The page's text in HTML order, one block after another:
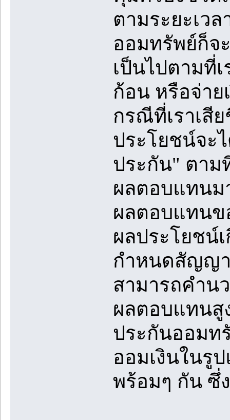
ตามระยะเว
ออมทรัพย์ก็จ
เป็นไปตามที่
ก้อน หรือจ่า
กรณีที่เราเสี
ประโยชน์จะ
ประกัน" ตาม
ผลตอบแทนม
ผลตอบแทนข
ผลประโยชน์
กำหนดสัญญา
สามารถคำน
ผลตอบแทนสู
ประกันออมท
ออมเงินในรู
พร้อมๆ กัน ซึ่